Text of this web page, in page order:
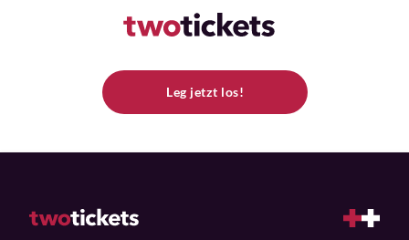
Leg jetzt los!